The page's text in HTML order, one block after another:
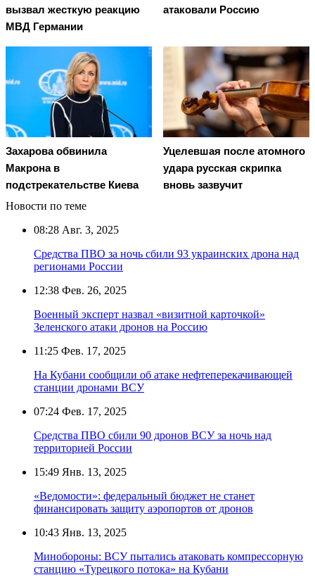
вызвал жесткую реакцию
МВД Германии
атаковали Россию
Захарова обвинила
Макрона в
подстрекательстве Киева
Уцелевшая после атомного
удара русская скрипка
вновь зазвучит
Новости по теме
08:28 Авг. 3, 2025
Средства ПВО за ночь сбили 93 украинских дрона над
регионами России
12:38 Фев. 26, 2025
Военный эксперт назвал «визитной карточкой»
Зеленского атаки дронов на Россию
11:25 Фев. 17, 2025
На Кубани сообщили об атаке нефтеперекачивающей
станции дронами ВСУ
07:24 Фев. 17, 2025
Средства ПВО сбили 90 дронов ВСУ за ночь над
территорией России
15:49 Янв. 13, 2025
«Ведомости»: федеральный бюджет не станет
финансировать защиту аэропортов от дронов
10:43 Янв. 13, 2025
Минобороны: ВСУ пытались атаковать компрессорную
станцию «Турецкого потока» на Кубани